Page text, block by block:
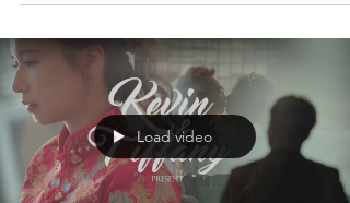
Load video